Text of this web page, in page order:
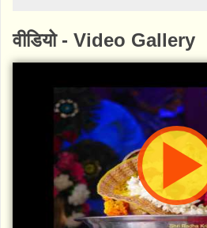
वीडियो - Video Gallery